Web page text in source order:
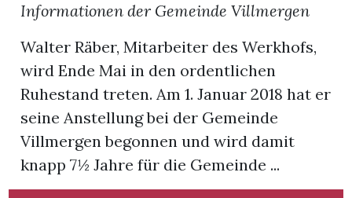
Stellen
E-
Paper
Newsletter
App
Informationen der Gemeinde Villmergen
Walter Räber, Mitarbeiter des Werkhofs,
wird Ende Mai in den ordentlichen
Ruhestand treten. Am 1. Januar 2018 hat er
seine Anstellung bei der Gemeinde
Villmergen begonnen und wird damit
knapp 7½ Jahre für die Gemeinde ...